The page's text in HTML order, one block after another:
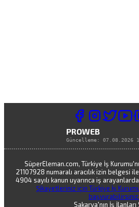
PROWEB
Güncelleme: 07.08.2026
SüperEleman.com, Türkiye İş
21107928 numaralı aracılık izin belgesi
4904 sayılı kanun uyarınca iş
Şikayetleriniz için Türkiye İş
başvurabilirsiniz.
Sakarya'nın İş İlanları